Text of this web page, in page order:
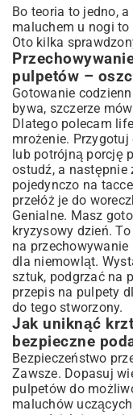
Bo teoria to jedno,
maluchem u nogi to
Oto kilka
pulpetów –
Gotowanie
bywa, szczerze
Dlatego polecam
mrożenie.
lub potrójną porcję
ostudź, a następnie
pojedynczo na
przełóż je do
Genialne. Masz
kryzysowy dzień.
na
dla niemowląt.
sztuk, podgrzać na
przepis na pulpety
do tego stworzony.
Jak uniknąć
bezpieczne
Bezpieczeństwo
Zawsze. Dopasuj
pulpetów do
maluchów